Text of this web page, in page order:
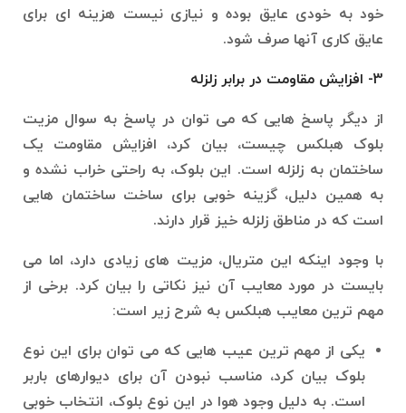
خود به خودی عایق بوده و نیازی نیست هزینه ای برای
عایق کاری آنها صرف شود.
3- افزایش مقاومت در برابر زلزله
از دیگر پاسخ هایی که می توان در پاسخ به سوال مزیت
بلوک هبلکس چیست، بیان کرد، افزایش مقاومت یک
ساختمان به زلزله است. این بلوک، به راحتی خراب نشده و
به همین دلیل، گزینه خوبی برای ساخت ساختمان هایی
است که در مناطق زلزله خیز قرار دارند.
با وجود اینکه این متریال، مزیت های زیادی دارد، اما می
بایست در مورد معایب آن نیز نکاتی را بیان کرد. برخی از
مهم ترین معایب هبلکس به شرح زیر است:
یکی از مهم ترین عیب هایی که می توان برای این نوع
بلوک بیان کرد، مناسب نبودن آن برای دیوارهای باربر
است. به دلیل وجود هوا در این نوع بلوک، انتخاب خوبی